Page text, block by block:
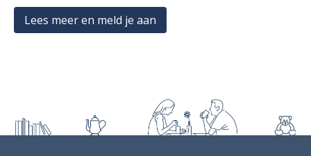
Lees meer en meld je aan